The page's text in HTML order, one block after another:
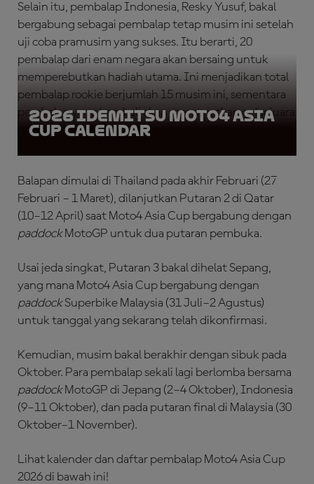
Selain itu, pembalap Indonesia, Resky Yusuf, bakal
bergabung sebagai pembalap tetap musim ini setelah
uji coba pramusim yang sukses. Itu berarti, 20
pembalap dari enam negara akan bersaing untuk
memperebutkan hadiah utama. Ini menjadikan total
pembalap rookie berjumlah 15 musim ini, sementara
pembalap yang kembali akan menargetkan gelar juara
sekali lagi pada 2026.
2026 Idemitsu Moto4 Asia
Cup Calendar
Balapan dimulai di Thailand pada akhir Februari (27
Februari – 1 Maret), dilanjutkan Putaran 2 di Qatar
(10–12 April) saat Moto4 Asia Cup bergabung dengan
paddockMotoGP untuk dua putaran pembuka.
Usai jeda singkat, Putaran 3 bakal dihelat Sepang,
yang mana Moto4 Asia Cup bergabung dengan
paddockSuperbike Malaysia (31 Juli–2 Agustus)
untuk tanggal yang sekarang telah dikonfirmasi.
Kemudian, musim bakal berakhir dengan sibuk pada
Oktober. Para pembalap sekali lagi berlomba bersama
paddockMotoGP di Jepang (2–4 Oktober), Indonesia
(9–11 Oktober), dan pada putaran final di Malaysia (30
Oktober–1 November).
Lihat kalender dan daftar pembalap Moto4 Asia Cup
2026 di bawah ini!